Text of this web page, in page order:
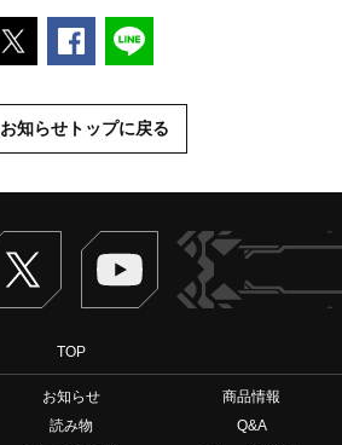
ポストするFacebookでシェアする
お知らせトップに戻る
Twitter ヴァンガードch
TOP
お知らせ
商品情報
読み物
Q&A